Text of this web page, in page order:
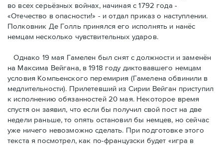
во всех серьёзных войнах, начиная с 1792 года -
«Отечество в опасности!» - и отдал приказ о наступлении.
Полковник Дe Голль принялся его исполнять и нанёс
немцам несколько чувствительных ударов.
Однако 19 мая Гамелен был снят с должности и заменён
на Максима Вейгана, в 1918 году диктовавшего немцам
условия Компьенского перемирия (Гамелена обвинили в
медлительности). Прилетевший из Сирии Вейган приступил
к исполнению обязанностей 20 мая. Hекоторое время
спустя oн заявил, что если бы получил свой пост на две
недели раньше, то опять остановил бы немцев, но сейчас
уже ничего невозможно сделать. При подготовке этого
текста я посмотрел, как по-французски будет «игра в